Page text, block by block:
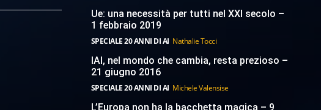
Ue: una necessità per tutti nel XXI secolo –
1 febbraio 2019
SPECIALE 20 ANNI DI AI Nathalie Tocci
IAI, nel mondo che cambia, resta prezioso –
21 giugno 2016
SPECIALE 20 ANNI DI AI Michele Valensise
L’Europa non ha la bacchetta magica – 9